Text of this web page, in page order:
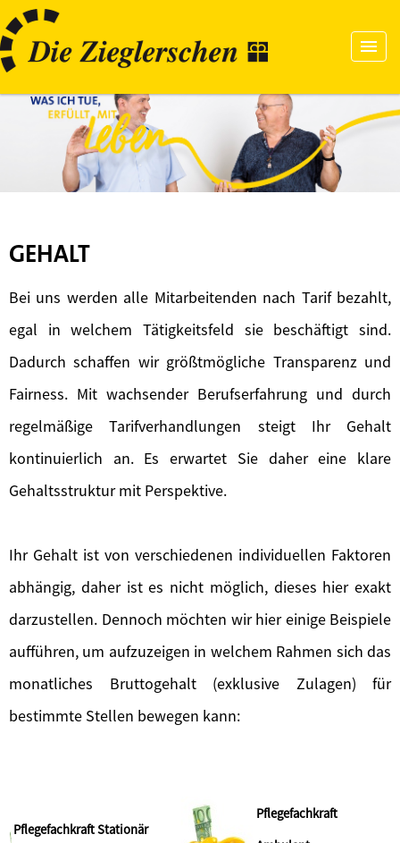
GEHALT
Bei uns werden alle Mitarbeitenden nach Tarif bezahlt,
egal in welchem Tätigkeitsfeld sie beschäftigt sind.
Dadurch schaffen wir größtmögliche Transparenz und
Fairness. Mit wachsender Berufserfahrung und durch
regelmäßige Tarifverhandlungen steigt Ihr Gehalt
kontinuierlich an. Es erwartet Sie daher eine klare
Gehaltsstruktur mit Perspektive.
Ihr Gehalt ist von verschiedenen individuellen Faktoren
abhängig, daher ist es nicht möglich, dieses hier exakt
darzustellen. Dennoch möchten wir hier einige Beispiele
aufführen, um aufzuzeigen in welchem Rahmen sich das
monatliches Bruttogehalt (exklusive Zulagen) für
bestimmte Stellen bewegen kann:
Pflegefachkraft Stationär
Pflegefachkraft